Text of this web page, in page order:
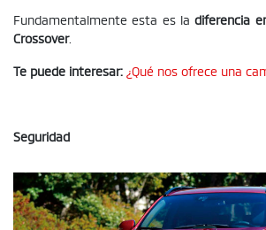
Fundamentalmente esta es ladiferencia
Crossover.
Te puede interesar: ¿Qué nos ofrece una
Seguridad